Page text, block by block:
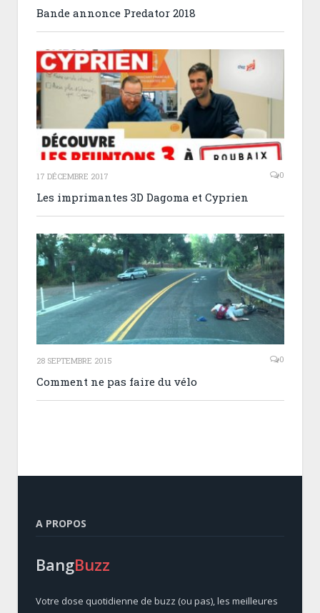
Bande annonce Predator 2018
17 DÉCEMBRE 2017 0
Les imprimantes 3D Dagoma et Cyprien
28 SEPTEMBRE 2015 0
Comment ne pas faire du vélo
A PROPOS
BangBuzz
Votre dose quotidienne de buzz (ou pas), les meilleures